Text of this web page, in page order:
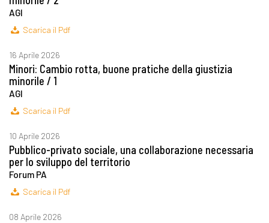
AGI
Scarica il Pdf
16 Aprile 2026
Minori: Cambio rotta, buone pratiche della giustizia
minorile / 1
AGI
Scarica il Pdf
10 Aprile 2026
Pubblico-privato sociale, una collaborazione necessaria
per lo sviluppo del territorio
Forum PA
Scarica il Pdf
08 Aprile 2026